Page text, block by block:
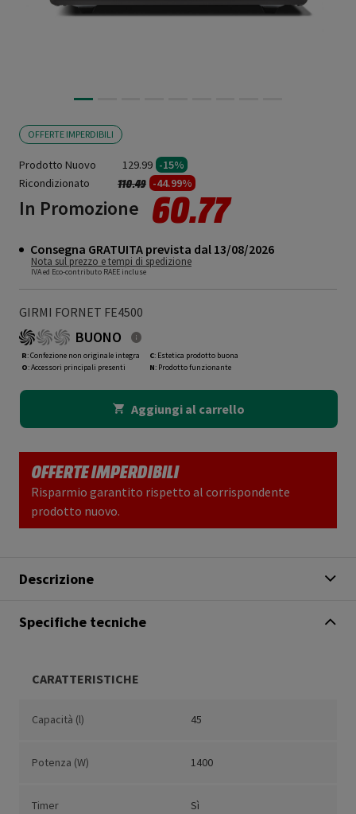
OFFERTE IMPERDIBILI
Prodotto Nuovo 129.99 -15%
Ricondizionato
Prezzo ridotto da
110.49a -44.99%
In Promozione 60.77
Consegna GRATUITA prevista dal 13/08/2026
Nota sul prezzo e tempi di spedizione
IVA ed Eco-contributo RAEE incluse
GIRMI FORNET FE4500
BUONO
R: Confezione non originale integra
O: Accessori principali presenti
C: Estetica prodotto buona
N: Prodotto funzionante
Aggiungi al carrello
OFFERTE IMPERDIBILI
Risparmio garantito rispetto al corrispondente
prodotto nuovo.
Descrizione
Specifiche tecniche
CARATTERISTICHE
Capacità (l) 45
Potenza (W) 1400
Timer Sì